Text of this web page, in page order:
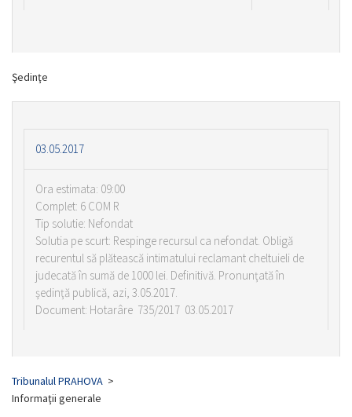
Şedinţe
03.05.2017
Ora estimata: 09:00
Complet: 6 COM R
Tip solutie: Nefondat
Solutia pe scurt: Respinge recursul ca nefondat. Obligă
recurentul să plătească intimatului reclamant cheltuieli de
judecată în sumă de 1000 lei. Definitivă. Pronunţată în
şedinţă publică, azi, 3.05.2017.
Document: Hotarâre 735/2017 03.05.2017
Tribunalul PRAHOVA >
Informaţii generale